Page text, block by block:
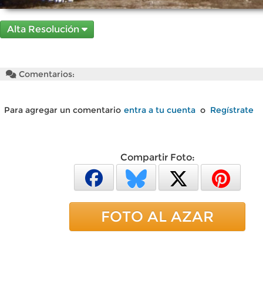
Alta Resolución
Comentarios:
Para agregar un comentario entra a tu cuenta o Regístrate
Compartir Foto:
FOTO AL AZAR